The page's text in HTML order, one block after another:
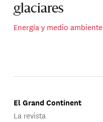
glaciares
Energía y medio ambiente
El Grand Continent
La revista